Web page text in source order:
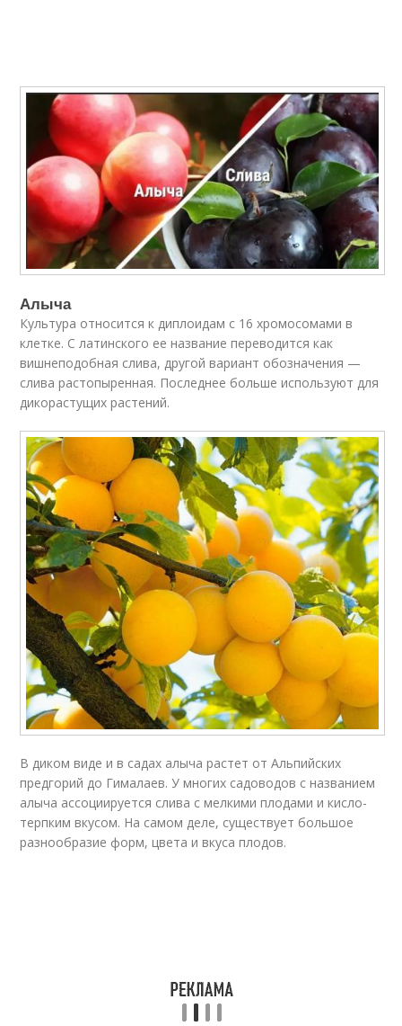
Алыча
Культура относится к диплоидам с 16 хромосомами в
клетке. С латинского ее название переводится как
вишнеподобная слива, другой вариант обозначения —
слива растопыренная. Последнее больше используют для
дикорастущих растений.
В диком виде и в садах алыча растет от Альпийских
предгорий до Гималаев. У многих садоводов с названием
алыча ассоциируется слива с мелкими плодами и кисло-
терпким вкусом. На самом деле, существует большое
разнообразие форм, цвета и вкуса плодов.